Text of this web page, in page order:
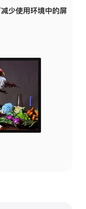
少使用环境中的屏